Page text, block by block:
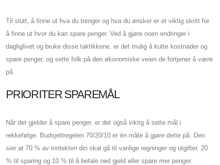
Til slutt, å finne ut hva du trenger og hva du ønsker er et viktig skritt for
å finne ut hvor du kan spare penger. Ved å gjøre noen endringer i
dagliglivet og bruke disse taktikkene, er det mulig å kutte kostnader og
spare penger, og sette folk på den økonomiske veien de fortjener å være
på.
PRIORITER SPAREMÅL
Når det gjelder å spare penger, er det også viktig å sette mål i
rekkefølge. Budsjettregelen 70/20/10 er én måte å gjøre dette på. Den
sier at 70 % av inntekten din skal gå til vanlige regninger og utgifter, 20
% til sparing og 10 % til å betale ned gjeld eller spare mer penger.